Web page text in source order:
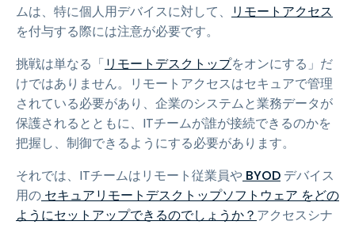
ムは、特に個人用デバイスに対して、
リモートアクセス
を付与する際には注意が必要です。
挑戦は単なる「リモートデスクトップをオンにする」だ
けではありません。リモートアクセスはセキュアで管理
されている必要があり、企業のシステムと業務データが
保護されるとともに、ITチームが誰が接続できるのかを
把握し、制御できるようにする必要があります。
それでは、ITチームはリモート従業員や BYOD デバイス
用の セキュアリモートデスクトップソフトウェア をどの
ようにセットアップできるのでしょうか？ アクセスシナ